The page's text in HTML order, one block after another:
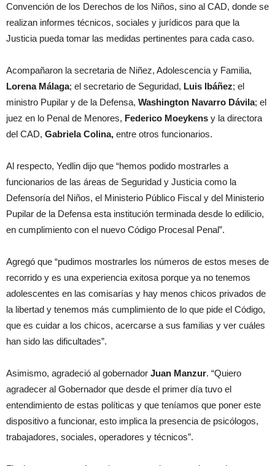
Convención de los Derechos de los Niños, sino al CAD, donde se
realizan informes técnicos, sociales y jurídicos para que la
Justicia pueda tomar las medidas pertinentes para cada caso.
Acompañaron la secretaria de Niñez, Adolescencia y Familia,
Lorena Málaga; el secretario de Seguridad, Luis Ibáñez; el
ministro Pupilar y de la Defensa, Washington Navarro Dávila; el
juez en lo Penal de Menores, Federico Moeykens y la directora
del CAD, Gabriela Colina, entre otros funcionarios.
Al respecto, Yedlin dijo que “hemos podido mostrarles a
funcionarios de las áreas de Seguridad y Justicia como la
Defensoría del Niños, el Ministerio Público Fiscal y del Ministerio
Pupilar de la Defensa esta institución terminada desde lo edilicio,
en cumplimiento con el nuevo Código Procesal Penal”.
Agregó que “pudimos mostrarles los números de estos meses de
recorrido y es una experiencia exitosa porque ya no tenemos
adolescentes en las comisarías y hay menos chicos privados de
la libertad y tenemos más cumplimiento de lo que pide el Código,
que es cuidar a los chicos, acercarse a sus familias y ver cuáles
han sido las dificultades”.
Asimismo, agradeció al gobernador Juan Manzur. “Quiero
agradecer al Gobernador que desde el primer día tuvo el
entendimiento de estas políticas y que teníamos que poner este
dispositivo a funcionar, esto implica la presencia de psicólogos,
trabajadores, sociales, operadores y técnicos”.